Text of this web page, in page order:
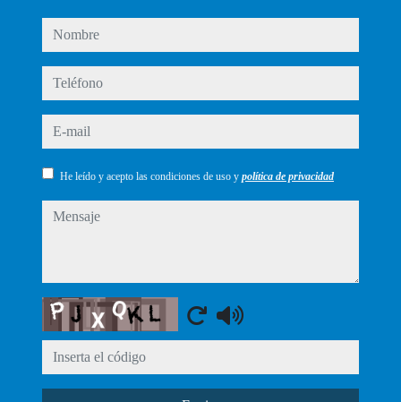
nombre
teléfono
e-mail
He leído y acepto las condiciones de uso y política de privacidad
mensaje
Captcha